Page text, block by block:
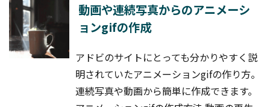
動画や連続写真からのアニメーシ
ョンgifの作成
アドビのサイトにとっても分かりやすく説
明されていたアニメーションgifの作り方。
連続写真や動画から簡単に作成できます。